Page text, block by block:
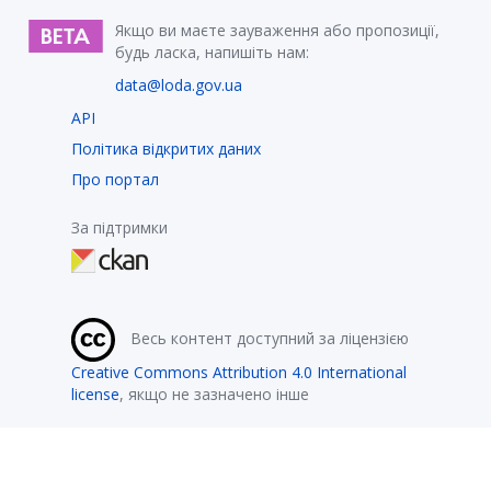
Якщо ви маєте зауваження або пропозиції,
будь ласка, напишіть нам:
data@loda.gov.ua
API
Політика відкритих даних
Про портал
За підтримки
Весь контент доступний за ліцензією
Creative Commons Attribution 4.0 International
license, якщо не зазначено інше